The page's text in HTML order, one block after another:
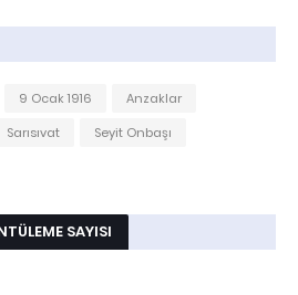
9 Ocak 1916
Anzaklar
Sarısıvat
Seyit Onbaşı
SAYISI